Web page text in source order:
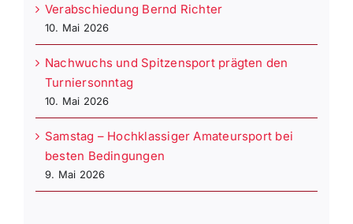
Verabschiedung Bernd Richter
10. Mai 2026
Nachwuchs und Spitzensport prägten den
Turniersonntag
10. Mai 2026
Samstag – Hochklassiger Amateursport bei
besten Bedingungen
9. Mai 2026